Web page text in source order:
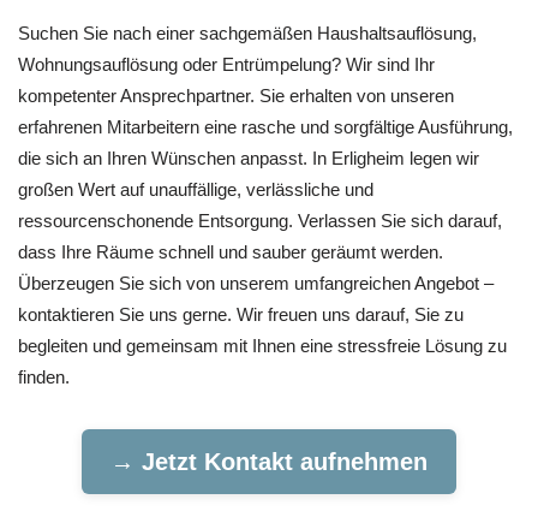
Suchen Sie nach einer sachgemäßen Haushaltsauflösung,
Wohnungsauflösung oder Entrümpelung? Wir sind Ihr
kompetenter Ansprechpartner. Sie erhalten von unseren
erfahrenen Mitarbeitern eine rasche und sorgfältige Ausführung,
die sich an Ihren Wünschen anpasst. In Erligheim legen wir
großen Wert auf unauffällige, verlässliche und
ressourcenschonende Entsorgung. Verlassen Sie sich darauf,
dass Ihre Räume schnell und sauber geräumt werden.
Überzeugen Sie sich von unserem umfangreichen Angebot –
kontaktieren Sie uns gerne. Wir freuen uns darauf, Sie zu
begleiten und gemeinsam mit Ihnen eine stressfreie Lösung zu
finden.
→ Jetzt Kontakt aufnehmen